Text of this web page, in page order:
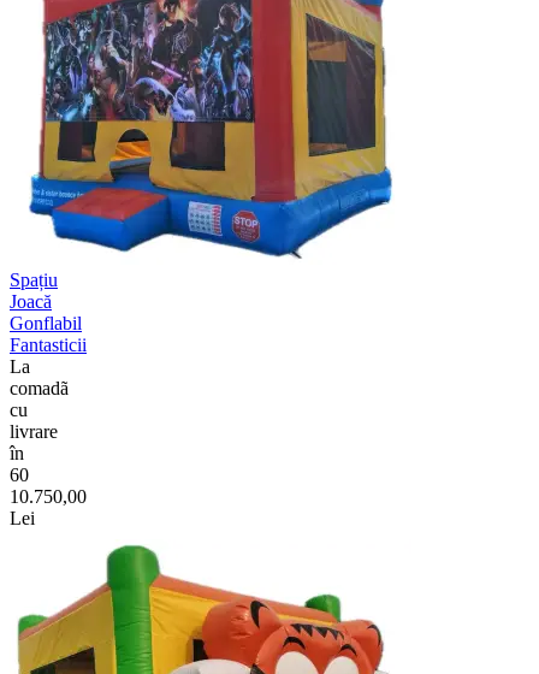
Spațiu
Joacă
Gonflabil
Fantasticii
La
comadã
cu
livrare
în
60
10.750,00
Lei